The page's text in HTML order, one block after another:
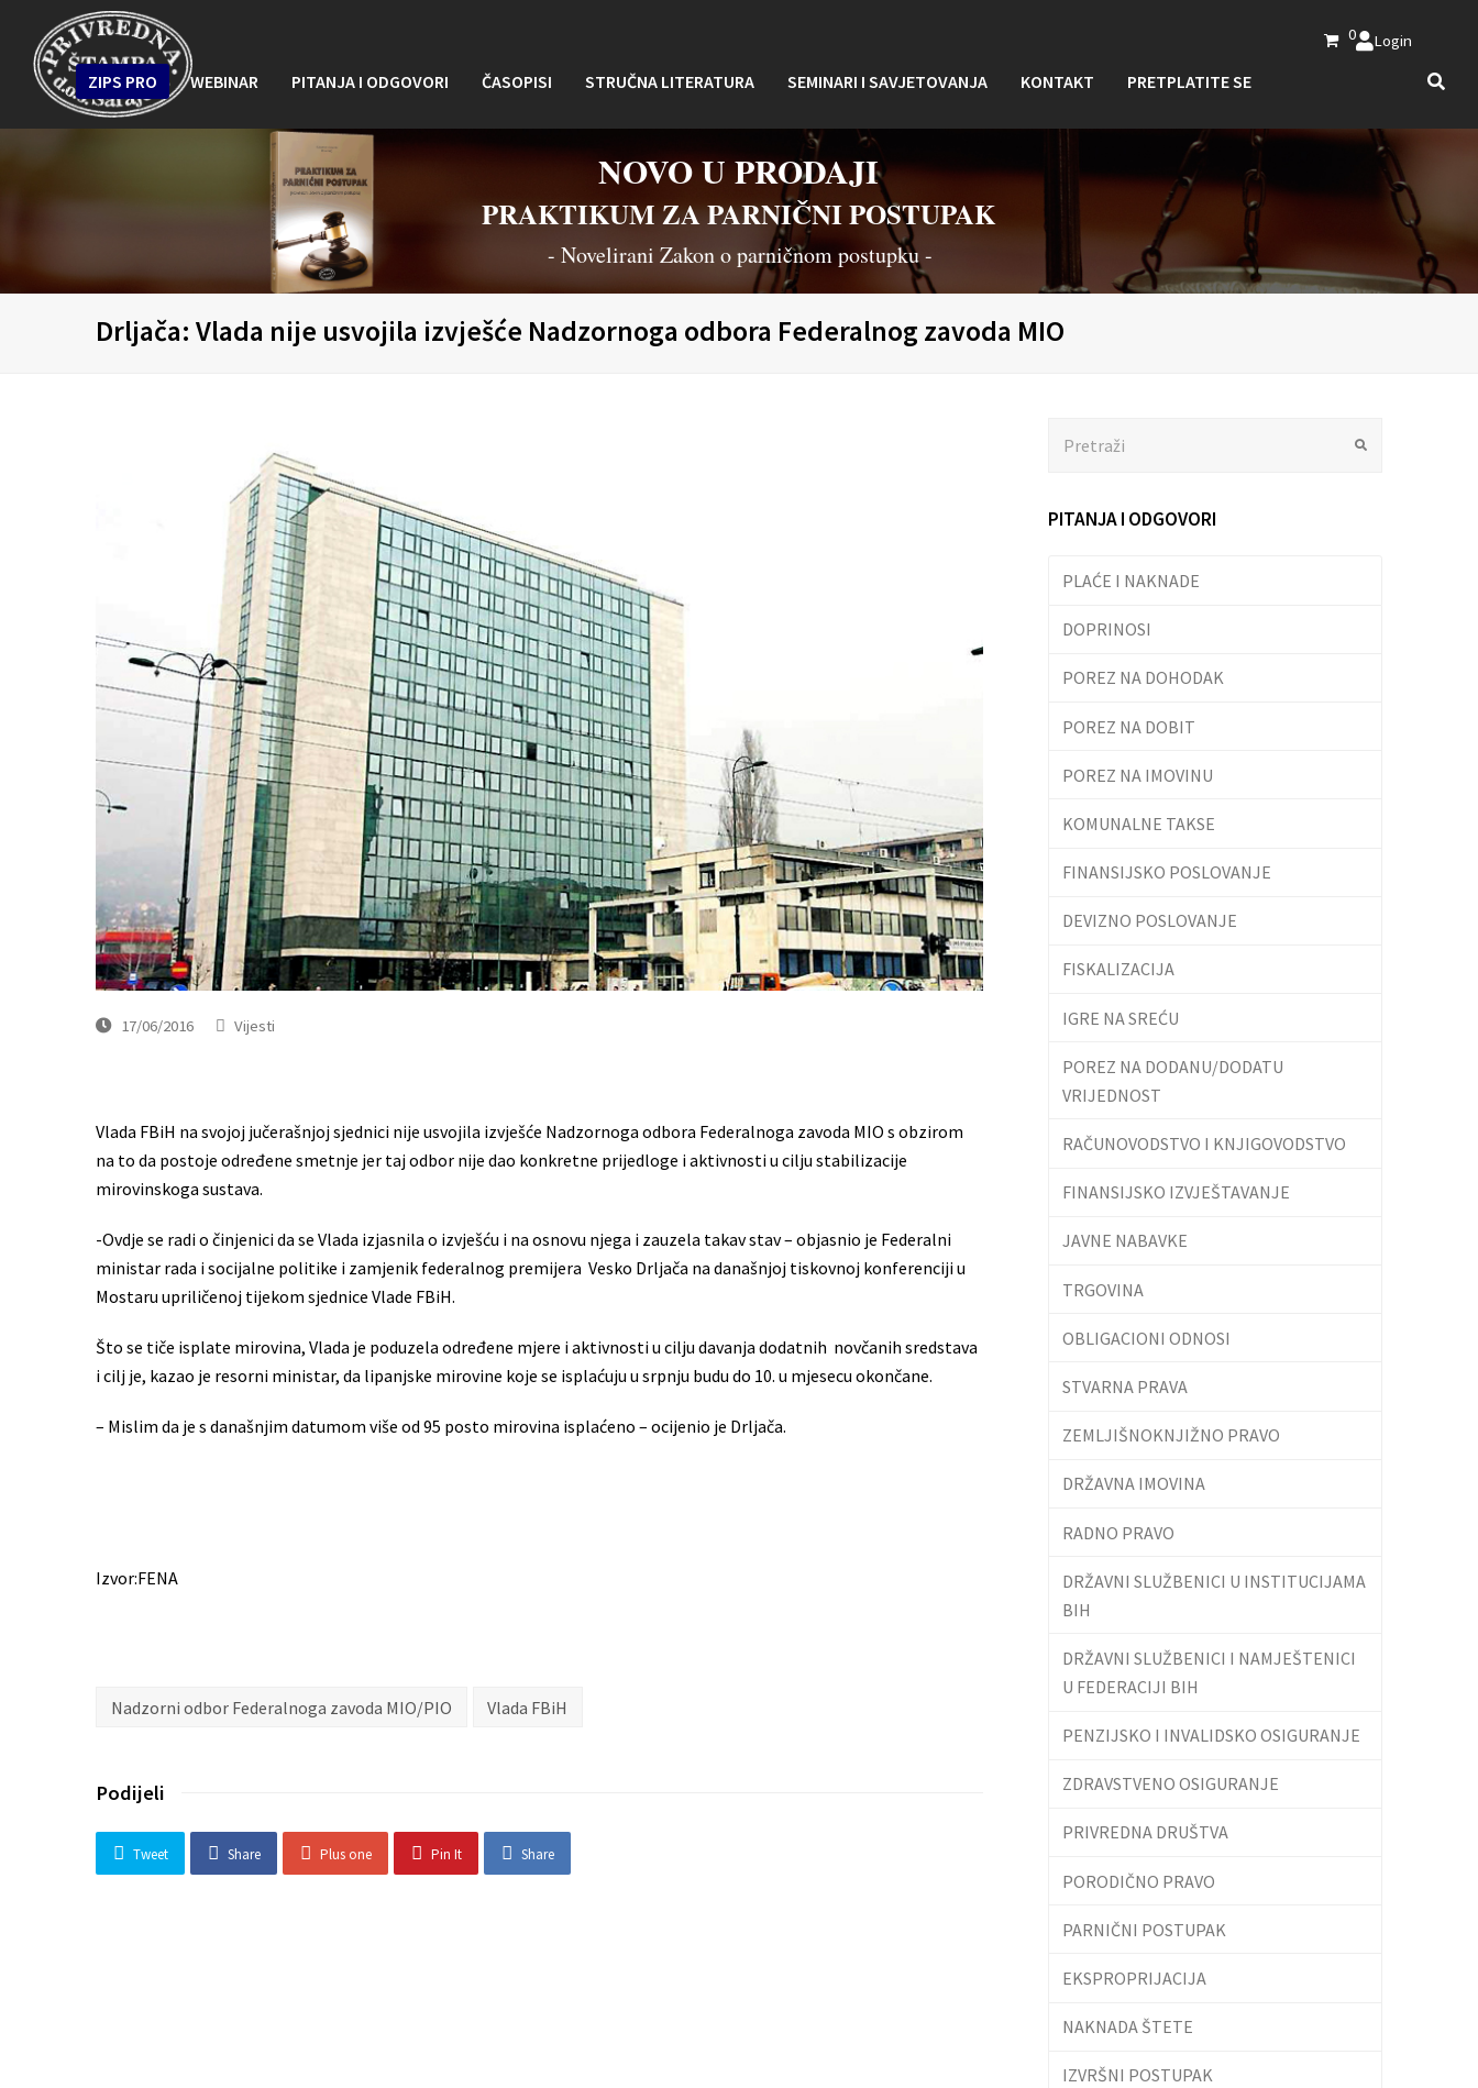
0 Login
ZIPS PRO WEBINAR PITANJA I ODGOVORI ČASOPISI STRUČNA LITERATURA SEMINARI I SAVJETOVANJA KONTAKT PRETPLATITE SE
NOVO U PRODAJI
PRAKTIKUM ZA PARNIČNI POSTUPAK
- Novelirani Zakon o parničnom postupku -
Drljača: Vlada nije usvojila izvješće Nadzornoga odbora Federalnog zavoda MIO
17/06/2016 Vijesti
Vlada FBiH na svojoj jučerašnjoj sjednici nije usvojila izvješće Nadzornoga odbora Federalnoga zavoda MIO s obzirom
na to da postoje određene smetnje jer taj odbor nije dao konkretne prijedloge i aktivnosti u cilju stabilizacije
mirovinskoga sustava.
-Ovdje se radi o činjenici da se Vlada izjasnila o izvješću i na osnovu njega i zauzela takav stav – objasnio je Federalni
ministar rada i socijalne politike i zamjenik federalnog premijera Vesko Drljača na današnjoj tiskovnoj konferenciji u
Mostaru upriličenoj tijekom sjednice Vlade FBiH.
Što se tiče isplate mirovina, Vlada je poduzela određene mjere i aktivnosti u cilju davanja dodatnih novčanih sredstava
i cilj je, kazao je resorni ministar, da lipanjske mirovine koje se isplaćuju u srpnju budu do 10. u mjesecu okončane.
– Mislim da je s današnjim datumom više od 95 posto mirovina isplaćeno – ocijenio je Drljača.
Izvor:FENA
Nadzorni odbor Federalnoga zavoda MIO/PIO Vlada FBiH
Podijeli
Tweet Share Plus one Pin It Share
PITANJA I ODGOVORI
PLAĆE I NAKNADE
DOPRINOSI
POREZ NA DOHODAK
POREZ NA DOBIT
POREZ NA IMOVINU
KOMUNALNE TAKSE
FINANSIJSKO POSLOVANJE
DEVIZNO POSLOVANJE
FISKALIZACIJA
IGRE NA SREĆU
POREZ NA DODANU/DODATU
VRIJEDNOST
RAČUNOVODSTVO I KNJIGOVODSTVO
FINANSIJSKO IZVJEŠTAVANJE
JAVNE NABAVKE
TRGOVINA
OBLIGACIONI ODNOSI
STVARNA PRAVA
ZEMLJIŠNOKNJIŽNO PRAVO
DRŽAVNA IMOVINA
RADNO PRAVO
DRŽAVNI SLUŽBENICI U INSTITUCIJAMA
BIH
DRŽAVNI SLUŽBENICI I NAMJEŠTENICI
U FEDERACIJI BIH
PENZIJSKO I INVALIDSKO OSIGURANJE
ZDRAVSTVENO OSIGURANJE
PRIVREDNA DRUŠTVA
PORODIČNO PRAVO
PARNIČNI POSTUPAK
EKSPROPRIJACIJA
NAKNADA ŠTETE
IZVRŠNI POSTUPAK